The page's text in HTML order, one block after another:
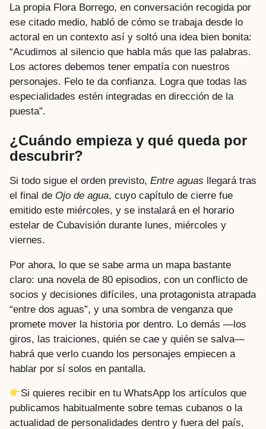
La propia Flora Borrego, en conversación recogida por
ese citado medio, habló de cómo se trabaja desde lo
actoral en un contexto así y soltó una idea bien bonita:
“Acudimos al silencio que habla más que las palabras.
Los actores debemos tener empatía con nuestros
personajes. Felo te da confianza. Logra que todas las
especialidades estén integradas en dirección de la
puesta”.
¿Cuándo empieza y qué queda por
descubrir?
Si todo sigue el orden previsto, Entre aguas llegará tras
el final de Ojo de agua, cuyo capítulo de cierre fue
emitido este miércoles, y se instalará en el horario
estelar de Cubavisión durante lunes, miércoles y
viernes.
Por ahora, lo que se sabe arma un mapa bastante
claro: una novela de 80 episodios, con un conflicto de
socios y decisiones difíciles, una protagonista atrapada
“entre dos aguas”, y una sombra de venganza que
promete mover la historia por dentro. Lo demás —los
giros, las traiciones, quién se cae y quién se salva—
habrá que verlo cuando los personajes empiecen a
hablar por sí solos en pantalla.
Si quieres recibir en tu WhatsApp los artículos que
publicamos habitualmente sobre temas cubanos o la
actualidad de personalidades dentro y fuera del país,